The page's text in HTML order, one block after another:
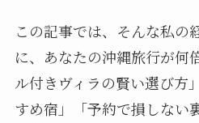
この記事では、そんな私の
に、あなたの沖縄旅行が何
ル付きヴィラの賢い選び方
すめ宿」「予約で損しない